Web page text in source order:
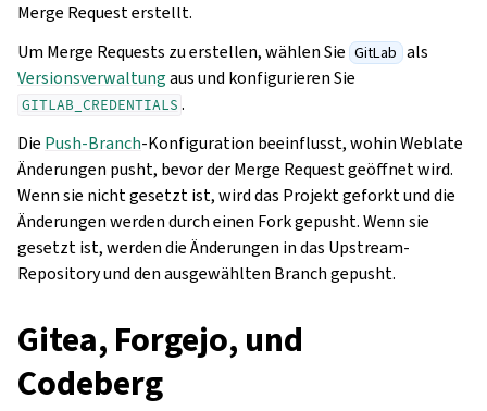
Merge Request erstellt.
Um Merge Requests zu erstellen, wählen Sie GitLab als
Versionsverwaltungaus und konfigurieren Sie
GITLAB_CREDENTIALS .
Die Push-Branch-Konfiguration beeinflusst, wohin Weblate
Änderungen pusht, bevor der Merge Request geöffnet wird.
Wenn sie nicht gesetzt ist, wird das Projekt geforkt und die
Änderungen werden durch einen Fork gepusht. Wenn sie
gesetzt ist, werden die Änderungen in das Upstream-
Repository und den ausgewählten Branch gepusht.
Gitea, Forgejo, und
Codeberg